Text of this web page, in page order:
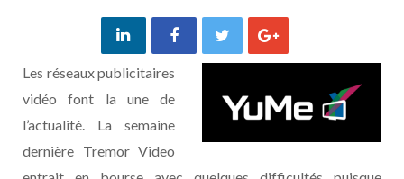
Les réseaux publicitaires
vidéo font la une de
l’actualité. La semaine
dernière Tremor Video